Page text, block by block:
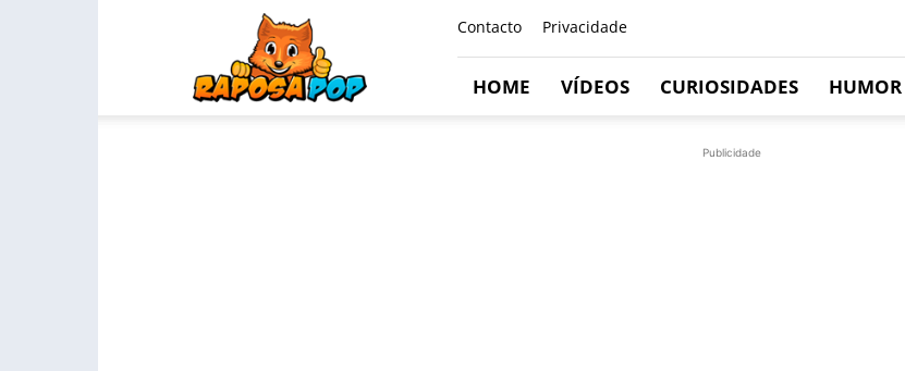
Contacto Privacidade
HOME VÍDEOS CURIOSIDADES HUMOR
Publicidade